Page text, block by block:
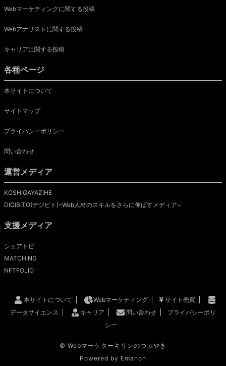
Webマーケティングに関する投稿
Webアナリストに関する投稿
キャリアに関する投稿
各種ページ
本サイトについて
サイトマップ
プライバシーポリシー
問い合わせ
運営メディア
KOSHIGAYAZIHE
DIGIBITO(デジビト)~Web人材のスキルをさらに伸ばすメディア~
支援メディア
シェアトピ
MATCHING
NFTFOLIO
本サイトについて Webマーケティング
サイト売買
データサイエンス
キャリア 問い合わせ
プライバシーポリ
シー
© Webマーケターキリンのつぶやき
Powered by Emanon